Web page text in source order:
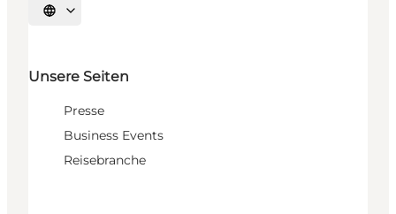
Sprache auswählen
Unsere Seiten
Presse
Business Events
Reisebranche